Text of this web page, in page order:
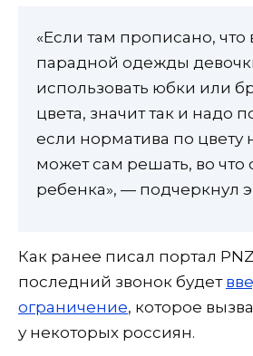
«Если там прописано, что
парадной одежды
использовать юбки или
цвета, значит так и надо
если норматива по цвету
может сам решать, во что
ребенка», — подчеркнул
Как ранее писал портал
последний звонок будет
ограничение, которое
у некоторых россиян.